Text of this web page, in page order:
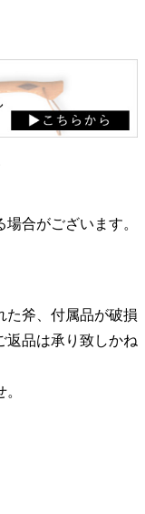
合がございます。
た斧、付属品が破損
返品は承り致しかね